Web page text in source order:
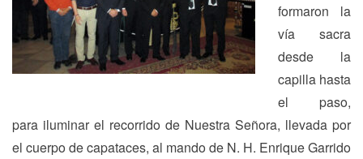
formaron la
vía sacra
desde la
capilla hasta
el paso,
para iluminar el recorrido de Nuestra Señora, llevada por
el cuerpo de capataces, al mando de N. H. Enrique Garrido